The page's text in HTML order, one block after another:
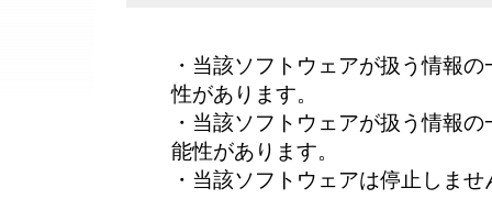
・当該ソフトウェアが扱う情報
性があります。
・当該ソフトウェアが扱う情報
能性があります。
・当該ソフトウェアは停止しませ